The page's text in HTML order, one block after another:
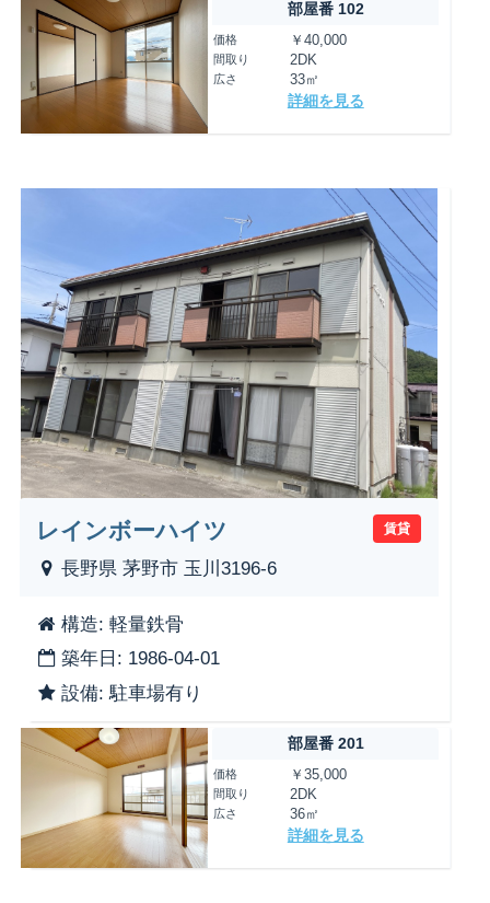
部屋番 102
価格 ￥40,000
間取り 2DK
広さ 33㎡
詳細を見る
賃貸
レインボーハイツ
長野県 茅野市 玉川3196-6
構造: 軽量鉄骨
築年日: 1986-04-01
設備: 駐車場有り
部屋番 201
価格 ￥35,000
間取り 2DK
広さ 36㎡
詳細を見る